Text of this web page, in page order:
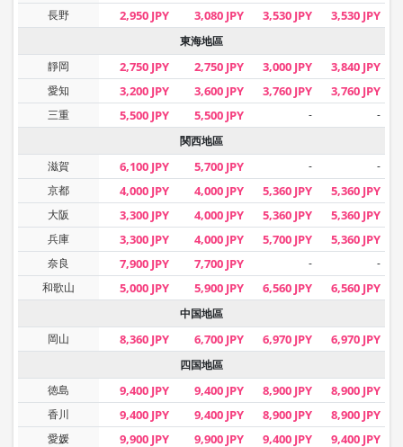
長野
2,950 JPY 3,080 JPY 3,530 JPY 3,530 JPY
東海地區
靜岡
2,750 JPY 2,750 JPY 3,000 JPY 3,840 JPY
愛知 3,200 JPY 3,600 JPY 3,760 JPY 3,760 JPY
三重 5,500 JPY 5,500 JPY -
-
関西地區
滋賀
6,100 JPY 5,700 JPY -
-
京都
4,000 JPY 4,000 JPY 5,360 JPY 5,360 JPY
大阪 3,300 JPY 4,000 JPY 5,360 JPY 5,360 JPY
兵庫 3,300 JPY 4,000 JPY 5,700 JPY 5,360 JPY
奈良 7,900 JPY 7,700 JPY -
-
和歌山
5,000 JPY 5,900 JPY 6,560 JPY 6,560 JPY
中国地區
岡山
8,360 JPY 6,700 JPY 6,970 JPY 6,970 JPY
四国地區
徳島
9,400 JPY 9,400 JPY 8,900 JPY 8,900 JPY
香川 9,400 JPY 9,400 JPY 8,900 JPY 8,900 JPY
愛媛 9,900 JPY 9,900 JPY 9,400 JPY 9,400 JPY